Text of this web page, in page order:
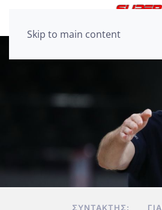
Skip to main content
ΣΥΝΤΆΚΤΗΣ: